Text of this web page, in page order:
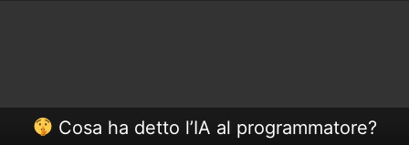
Cosa ha detto l’IA al programmatore?